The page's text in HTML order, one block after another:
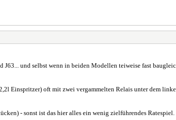
und selbst wenn in beiden Modellen teiweise fast
Einspritzer) oft mit zwei vergammelten Relais unter dem
- sonst ist das hier alles ein wenig zielführendes Ratespiel.